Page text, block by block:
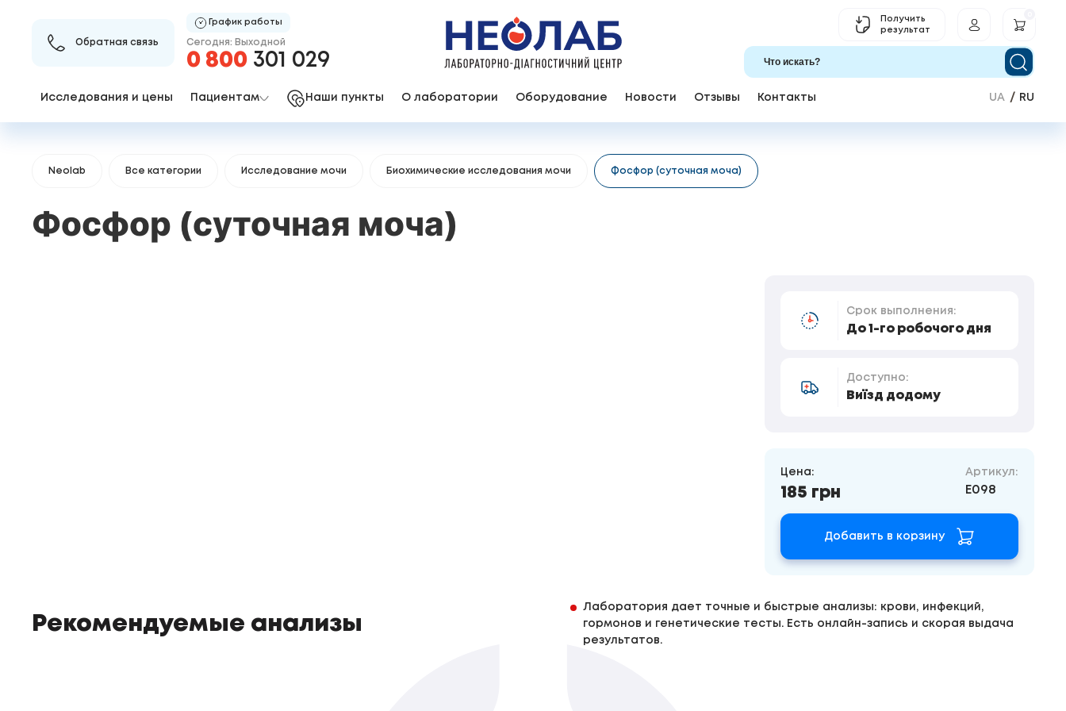
Обратная связь
График работы
Сегодня: Выходной
0 800 301 029
Получить
результат
Исследования и цены Пациентам Наши пункты О лаборатории Оборудование Новости Отзывы Контакты UA RU
Neolab Все категории Исследование мочи Биохимические исследования мочи Фосфор (суточная моча)
Фосфор (суточная моча)
Срок выполнения:
До 1-го робочого дня
Доступно:
Виїзд додому
Цена:
185 грн
Артикул:
E098
Добавить в корзину
Рекомендуемые анализы
Лаборатория дает точные и быстрые анализы: крови, инфекций,
гормонов и генетические тесты. Есть онлайн-запись и скорая выдача
результатов.